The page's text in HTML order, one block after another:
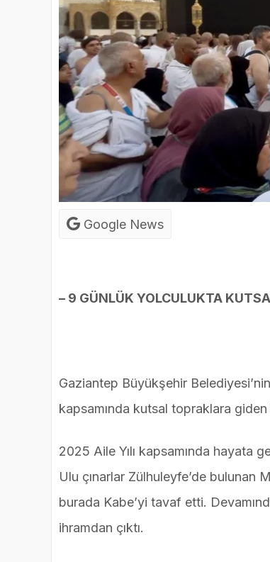
Google News
– 9 GÜNLÜK YOLCULUKTA
Gaziantep Büyükşehir
kapsamında kutsal topraklara
2025 Aile Yılı kapsamında hayata
Ulu çınarlar Zülhuleyfe’de bulunan
burada Kabe’yi tavaf etti.
ihramdan çıktı.